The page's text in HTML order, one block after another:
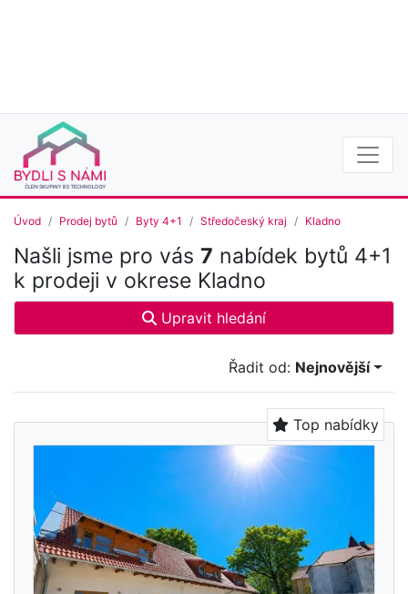
Úvod Prodej bytů Byty 4+1 Středočeský kraj Kladno
Našli jsme pro vás 7 nabídek bytů 4+1
k prodeji v okrese Kladno
Upravit hledání
Řadit od: Nejnovější
Top nabídky